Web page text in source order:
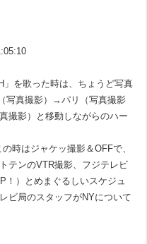
を歌った時は、ちょうど写真
写真撮影）→パリ（写真撮影
撮影）と移動しながらのハー
時はジャケッ撮影＆OFFで、
テンのVTR撮影、フジテレビ
！）とめまぐるしいスケジュ
ビ局のスタッフがNYについて